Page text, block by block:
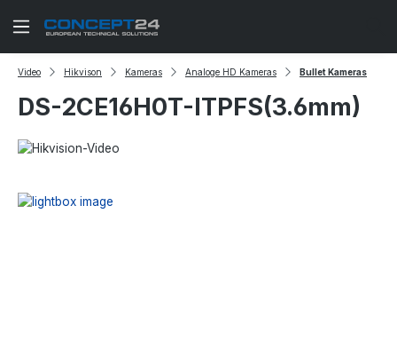
Zum Hauptinhalt springen
Video Hikvison Kameras Analoge HD Kameras Bullet Kameras
DS-2CE16H0T-ITPFS(3.6mm)